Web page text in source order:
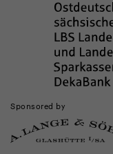
Sponsored by